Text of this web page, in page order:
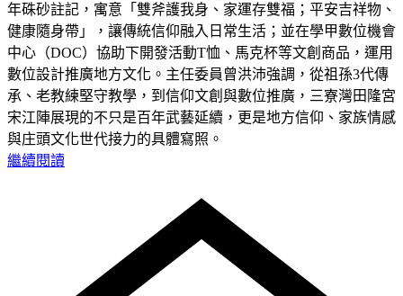
年硃砂註記，寓意「雙斧護我身、家運存雙福；平安吉祥物、
健康隨身帶」，讓傳統信仰融入日常生活；並在學甲數位機會
中心（DOC）協助下開發活動T恤、馬克杯等文創商品，運用
數位設計推廣地方文化。主任委員曾洪沛強調，從祖孫3代傳
承、老教練堅守教學，到信仰文創與數位推廣，三寮灣田隆宮
宋江陣展現的不只是百年武藝延續，更是地方信仰、家族情感
與庄頭文化世代接力的具體寫照。
繼續閱讀